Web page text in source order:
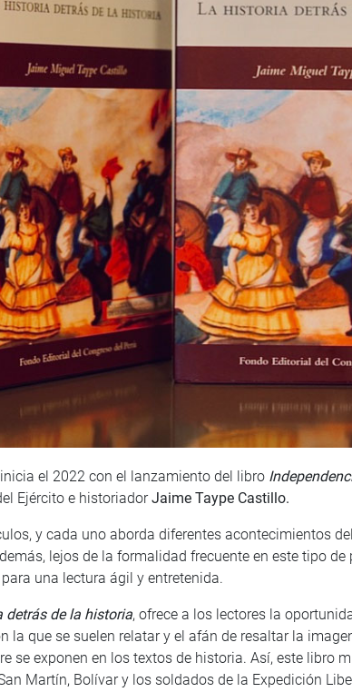
inicia el 2022 con el lanzamiento del libro
Ejército e historiadorJaime Taype Castillo.
y cada uno aborda diferentes acontecimientos
lejos de la formalidad frecuente en este tipo de
una lectura ágil y entretenida.
detrás de la historia, ofrece a los lectores la
la que se suelen relatar y el afán de resaltar la
se exponen en los textos de historia. Así, este libro
Martín, Bolívar y los soldados de la Expedición